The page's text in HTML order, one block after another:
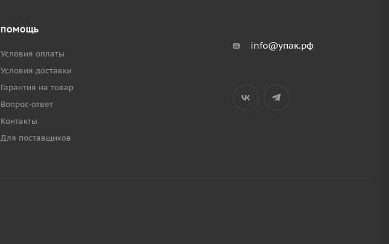
ПОМОЩЬ
Условия оплаты
Условия доставки
Гарантия на товар
Вопрос-ответ
Контакты
Для поставщиков
info@упак.рф